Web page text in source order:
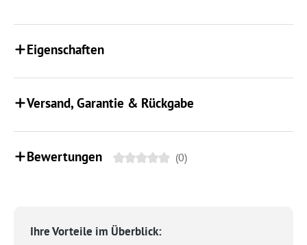
Eigenschaften
Versand, Garantie & Rückgabe
Bewertungen (0)
Ihre Vorteile im Überblick: